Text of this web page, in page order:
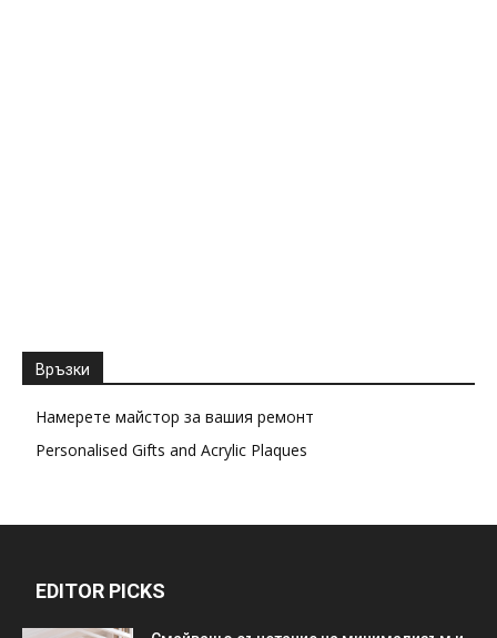
Връзки
Намерете майстор за вашия ремонт
Personalised Gifts and Acrylic Plaques
EDITOR PICKS